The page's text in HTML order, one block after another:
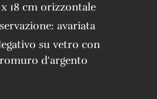
x 18 cm orizzontale
avariata
su vetro con
d'argento